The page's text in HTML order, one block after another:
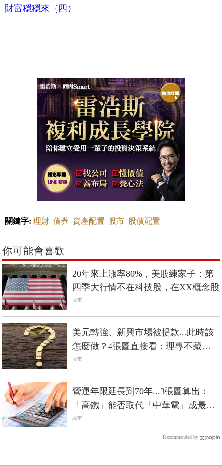
財富穩穩來（四）
關鍵字: 理財 債券 資產配置 股市 股債配置
你可能會喜歡
20年來上漲率80%，美股練家子：第
四季大行情不在科技股，在XX概念股
股市
美元轉強、新興市場被提款...此時該
怎麼做？4張圖直接看：理專不藏私
資產配置
股市
營運年限延長到70年...3張圖算出：
「高鐵」能否取代「中華電」成最佳
定存股？
股市
Recommended by